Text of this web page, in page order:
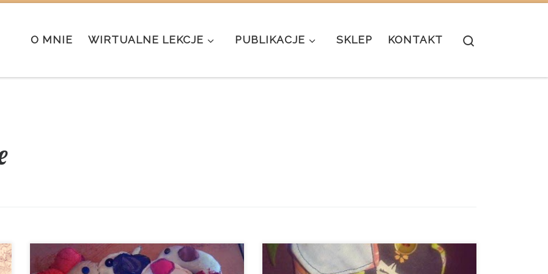
O MNIE WIRTUALNE LEKCJE PUBLIKACJE SKLEP KONTAKT
Jak może pamiętacie od września
Dziś nie będzie nowego pomysłu na